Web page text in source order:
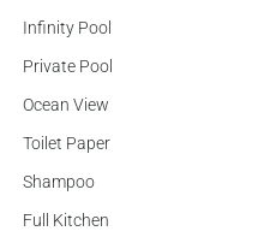
Infinity Pool
Private Pool
Ocean View
Toilet Paper
Shampoo
Full Kitchen